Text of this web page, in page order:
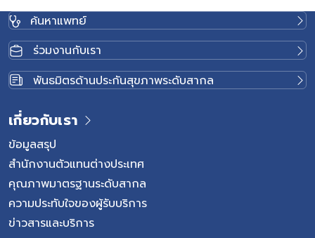
วินิจฉัยที่ถูกต้องจึงมีความสำคัญต่อการเลือกวิธีรักษาที่เหมาะ
สมกับผู้ป่วยแต่ละราย หมอนรองกระดูกคืออะไร และทำไมจึง
สำคัญ หมอนรองกระดูก (Intervertebral Disc) เป็นเนื้อเยื่อที่
อยู่ระหว่างกระดูกสันหลังแต่ละข้อ ทำหน้าที่รองรับแรงกระแทก
กระจายแรงกด และช่วยให้กระดูกสันหลังสามารถเคลื่อนไหวได้
อย่างยืดหยุ่น เมื่ออายุมากขึ้นหรือได้รับแรงกดซ้ำ ๆ หมอนรอง
กระดูกอาจเกิดการเสื่อม สูญเสียความยืดหยุ่น หรือเกิดการฉีก
ขาด ส่งผลให้โครงสร้างรอบกระดูกสันหลังเปลี่ยนแปลง และ
อาจเกิดการกดทับเส้นประสาทตามมา สาเหตุและความเสี่ยง
ของโรคหมอนรองกระดูก หมอนรองกระดูกสามารถเกิดการ
เสื่อมได้ตามธรรมชาติเมื่ออายุมากขึ้น แต่ยังมีปัจจัยหลาย
ประการที่อาจเพิ่มโอกาสเกิดความผิดปกติของหมอนรองกระดูก
และการกดทับเส้นประสาท โดยเฉพาะพฤติกรรมที่ทำให้กระดูก
สันหลังรับแรงกดอย่างต่อเนื่องหรือมากเกินไป ปัจจัยเสี่ยงที่
ค้นหาแพทย์
ร่วมงานกับเรา
พันธมิตรด้านประกันสุขภาพระดับสากล
เกี่ยวกับเรา
ข้อมูลสรุป
สำนักงานตัวแทนต่างประเทศ
คุณภาพมาตรฐานระดับสากล
ความประทับใจของผู้รับบริการ
ข่าวสารและบริการ